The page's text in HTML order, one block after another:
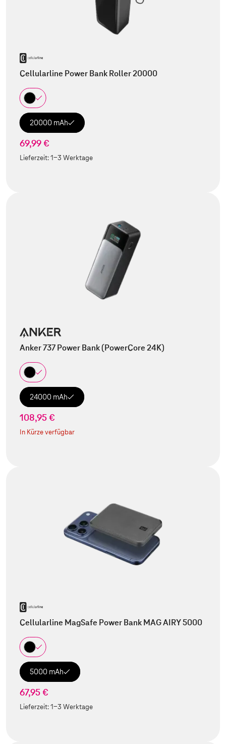
Cellularline Power Bank Roller 20000
20000 mAh
69,99 €
Lieferzeit:1-3 Werktage
Anker 737 Power Bank (PowerCore 24K)
24000 mAh
108,95 €
In Kürze verfügbar
Cellularline MagSafe Power Bank MAG AIRY 5000
5000 mAh
67,95 €
Lieferzeit:1-3 Werktage